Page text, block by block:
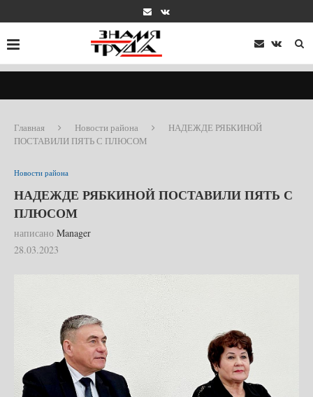
Главная Новости района
НАДЕЖДЕ РЯБКИНОЙ
ПОСТАВИЛИ ПЯТЬ С ПЛЮСОМ
Новости района
НАДЕЖДЕ РЯБКИНОЙ ПОСТАВИЛИ ПЯТЬ С
ПЛЮСОМ
написано Manager
28.03.2023